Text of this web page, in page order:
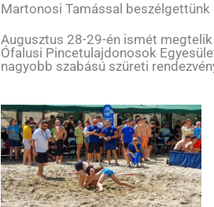
Martonosi Tamással beszélgettünk
Augusztus 28-29-én ismét
Ófalusi Pincetulajdonosok
nagyobb szabású szüreti